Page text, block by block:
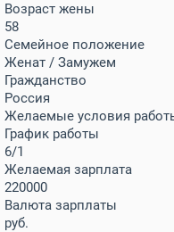
Возраст жены
58
Семейное положение
Женат / Замужем
Гражданство
Россия
Желаемые условия
График работы
6/1
Желаемая зарплата
220000
Валюта зарплаты
руб.